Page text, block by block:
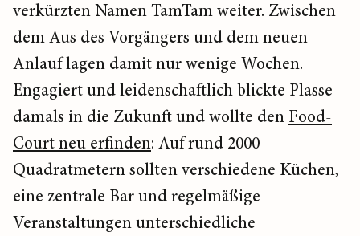
verkürzten Namen TamTam weiter. Zwischen
dem Aus des Vorgängers und dem neuen
Anlauf lagen damit nur wenige Wochen.
Engagiert und leidenschaftlich blickte Plasse
damals in die Zukunft und wollte den Food-
Court neu erfinden: Auf rund 2000
Quadratmetern sollten verschiedene Küchen,
eine zentrale Bar und regelmäßige
Veranstaltungen unterschiedliche